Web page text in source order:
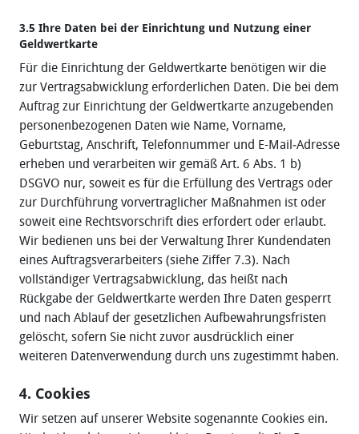
3.5 Ihre Daten bei der Einrichtung und Nutzung einer
Geldwertkarte
Für die Einrichtung der Geldwertkarte benötigen wir die
zur Vertragsabwicklung erforderlichen Daten. Die bei dem
Auftrag zur Einrichtung der Geldwertkarte anzugebenden
personenbezogenen Daten wie Name, Vorname,
Geburtstag, Anschrift, Telefonnummer und E-Mail‐Adresse
erheben und verarbeiten wir gemäß Art. 6 Abs. 1 b)
DSGVO nur, soweit es für die Erfüllung des Vertrags oder
zur Durchführung vorvertraglicher Maßnahmen ist oder
soweit eine Rechtsvorschrift dies erfordert oder erlaubt.
Wir bedienen uns bei der Verwaltung Ihrer Kundendaten
eines Auftragsverarbeiters (siehe Ziffer 7.3). Nach
vollständiger Vertragsabwicklung, das heißt nach
Rückgabe der Geldwertkarte werden Ihre Daten gesperrt
und nach Ablauf der gesetzlichen Aufbewahrungsfristen
gelöscht, sofern Sie nicht zuvor ausdrücklich einer
weiteren Datenverwendung durch uns zugestimmt haben.
4. Cookies
Wir setzen auf unserer Website sogenannte Cookies ein.